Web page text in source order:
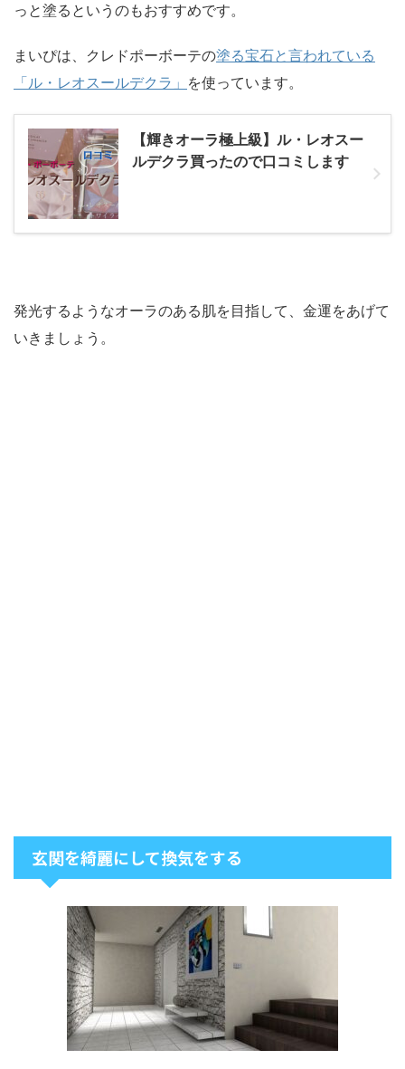
っと塗るというのもおすすめです。
まいぴは、クレドポーボーテの塗る宝石と言われている
「ル・レオスールデクラ」 を使っています。
【輝きオーラ極上級】ル・レオスー
ルデクラ買ったので口コミします
発光するようなオーラのある肌を目指して、金運をあげて
いきましょう。
玄関を綺麗にして換気をする